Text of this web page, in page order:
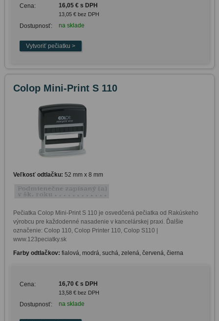
Cena: 16,05 € s DPH
13,05 € bez DPH
Dostupnosť: na sklade
Colop Mini-Print S 110
Veľkosť odtlačku: 52 mm x 8 mm
Pečiatka Colop Mini-Print S 110 je osvedčená pečiatka od Rakúskeho
výrobcu pre každodenné nasadenie v kancelárskej praxi. Ďalšie
označenie: Colop 110, Colop Printer 110, Colop S110 |
www.123peciatky.sk
Farby odtlačkov: fialová, modrá, suchá, zelená, červená, čierna
Cena: 16,70 € s DPH
13,58 € bez DPH
Dostupnosť: na sklade